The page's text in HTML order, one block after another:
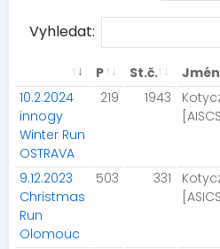
Vyhledat:
P St.č.
10.2.2024
innogy
Winter Run
OSTRAVA
219 1943
[AISCS
9.12.2023
Christmas
Run
Olomouc
503 331
[ASICS